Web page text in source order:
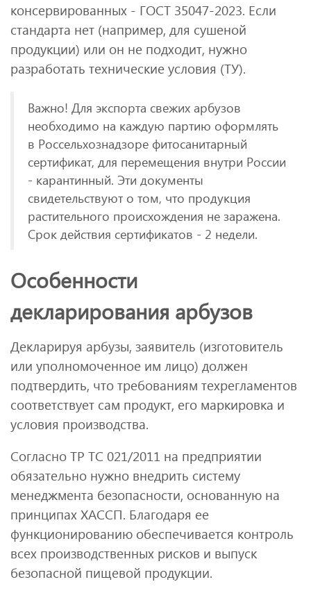
консервированных - ГОСТ 35047-2023. Если
стандарта нет (например, для сушеной
продукции) или он не подходит, нужно
разработать технические условия (ТУ).
Важно! Для экспорта свежих арбузов
необходимо на каждую партию оформлять
в Россельхознадзоре фитосанитарный
сертификат, для перемещения внутри России
- карантинный. Эти документы
свидетельствуют о том, что продукция
растительного происхождения не заражена.
Срок действия сертификатов - 2 недели.
Особенности
декларирования арбузов
Декларируя арбузы, заявитель (изготовитель
или уполномоченное им лицо) должен
подтвердить, что требованиям техрегламентов
соответствует сам продукт, его маркировка и
условия производства.
Согласно ТР ТС 021/2011 на предприятии
обязательно нужно внедрить систему
менеджмента безопасности, основанную на
принципах ХАССП. Благодаря ее
функционированию обеспечивается контроль
всех производственных рисков и выпуск
безопасной пищевой продукции.